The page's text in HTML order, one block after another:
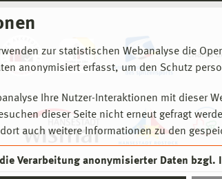
zur statistischen Webanalyse die
anonymisiert erfasst, um den Schutz
Ihre Nutzer-Interaktionen mit dieser
dieser Seite nicht erneut gefragt
auch weitere Informationen zu den
Verarbeitung anonymisierter Daten